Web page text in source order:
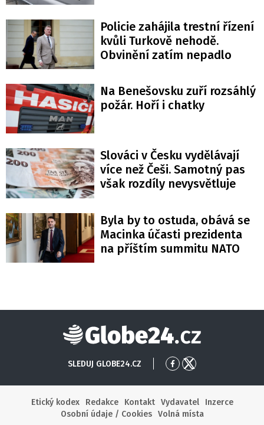
Policie zahájila trestní řízení
kvůli Turkově nehodě.
Obvinění zatím nepadlo
Na Benešovsku zuří rozsáhlý
požár. Hoří i chatky
Slováci v Česku vydělávají
více než Češi. Samotný pas
však rozdíly nevysvětluje
Byla by to ostuda, obává se
Macinka účasti prezidenta
na příštím summitu NATO
Globe24
SLEDUJ GLOBE24.CZ
PřejítPřejít
Etický kodex
Redakce Kontakt Vydavatel
Inzerce
Osobní údaje / Cookies
Volná místa